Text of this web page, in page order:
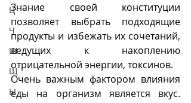
Ц
Ч
Ш
Щ
Ы
Знание своей конституции
позволяет выбрать подходящие
продукты и избежать их сочетаний,
ведущих к накоплению
отрицательной энергии, токсинов.
Очень важным фактором влияния
еды на организм является вкус.